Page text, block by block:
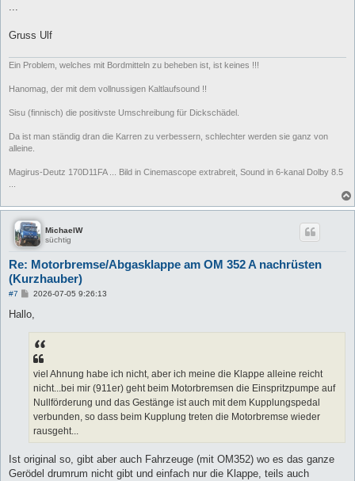
...
Gruss Ulf
Ein Problem, welches mit Bordmitteln zu beheben ist, ist keines !!!
Hanomag, der mit dem vollnussigen Kaltlaufsound !!
Sisu (finnisch) die positivste Umschreibung für Dickschädel.
Da ist man ständig dran die Karren zu verbessern, schlechter werden sie ganz von
alleine.
Magirus-Deutz 170D11FA ... Bild in Cinemascope extrabreit, Sound in 6-kanal Dolby 8.5
MichaelW
süchtig
Re: Motorbremse/Abgasklappe am OM 352 A nachrüsten
(Kurzhauber)
#7
B
i
r
2026-07-05 9:26:13
Hallo,
viel Ahnung habe ich nicht, aber ich meine die Klappe alleine reicht
nicht...bei mir (911er) geht beim Motorbremsen die Einspritzpumpe auf
Nullförderung und das Gestänge ist auch mit dem Kupplungspedal
verbunden, so dass beim Kupplung treten die Motorbremse wieder
rausgeht...
Ist original so, gibt aber auch Fahrzeuge (mit OM352) wo es das ganze
Gerödel drumrum nicht gibt und einfach nur die Klappe, teils auch